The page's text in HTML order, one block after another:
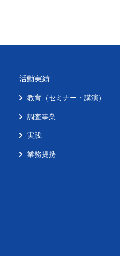
活動実績
教育（セミナー・講演）
調査事業
実践
業務提携